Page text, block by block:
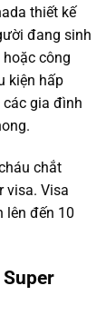
thiết kế
đang sinh
công
kiện hấp
các gia đình
chắt
visa. Visa
lên đến 10